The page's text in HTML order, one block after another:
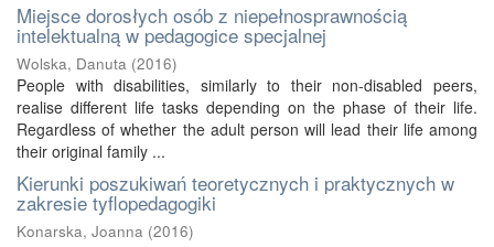
Miejsce dorosłych osób z niepełnosprawnością
intelektualną w pedagogice specjalnej
Wolska, Danuta (2016)
People with disabilities, similarly to their non-disabled peers,
realise different life tasks depending on the phase of their life.
Regardless of whether the adult person will lead their life among
their original family ...
Kierunki poszukiwań teoretycznych i praktycznych w
zakresie tyflopedagogiki
Konarska, Joanna (2016)